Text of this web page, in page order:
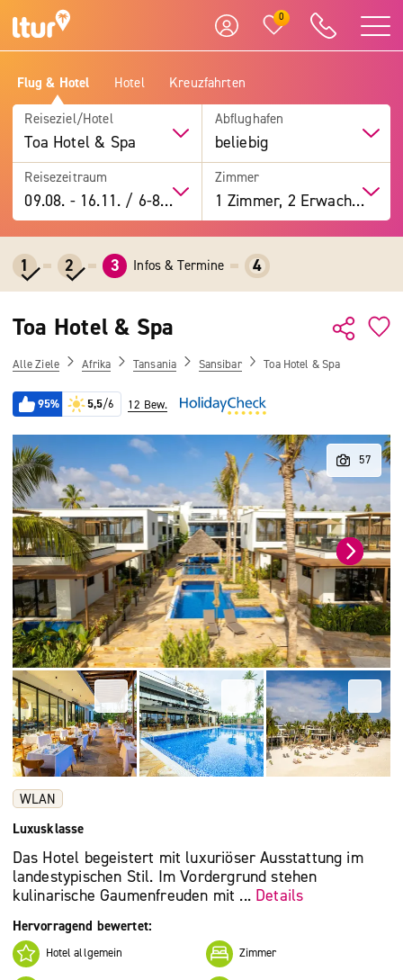
0
Flug & Hotel Hotel Kreuzfahrten
Reiseziel/Hotel
Toa Hotel & Spa
Abflughafen
beliebig
Reisezeitraum
09.08. -16.11. / 6-8 Tage
Zimmer
1 Zimmer, 2 Erwachsene
1 2 3 Infos & Termine 4
Toa Hotel & Spa
Alle Ziele Afrika Tansania Sansibar Toa Hotel & Spa
95% 5,5/6 12 Bew.
WLAN
Luxusklasse
Das Hotel begeistert mit luxuriöser Ausstattung im
landestypischen Stil. Im Vordergrund stehen
kulinarische Gaumenfreuden mit ... Details
Hervorragend bewertet:
Hotel allgemein Zimmer